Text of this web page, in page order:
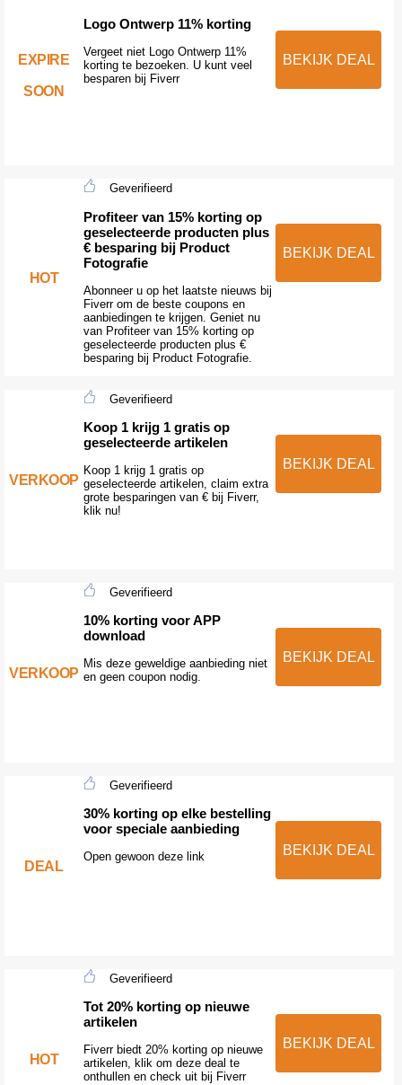
EXPIRE
SOON
Logo Ontwerp 11% korting
Vergeet niet Logo Ontwerp 11%
korting te bezoeken. U kunt veel
besparen bij Fiverr
BEKIJK DEAL
HOT
Geverifieerd
Profiteer van 15% korting op
geselecteerde producten plus
€ besparing bij Product
Fotografie
Abonneer u op het laatste nieuws bij
Fiverr om de beste coupons en
aanbiedingen te krijgen. Geniet nu
van Profiteer van 15% korting op
geselecteerde producten plus €
besparing bij Product Fotografie.
BEKIJK DEAL
VERKOOP
Geverifieerd
Koop 1 krijg 1 gratis op
geselecteerde artikelen
Koop 1 krijg 1 gratis op
geselecteerde artikelen, claim extra
grote besparingen van € bij Fiverr,
klik nu!
BEKIJK DEAL
VERKOOP
Geverifieerd
10% korting voor APP
download
Mis deze geweldige aanbieding niet
en geen coupon nodig.
BEKIJK DEAL
DEAL
Geverifieerd
30% korting op elke bestelling
voor speciale aanbieding
Open gewoon deze link BEKIJK DEAL
HOT
Geverifieerd
Tot 20% korting op nieuwe
artikelen
Fiverr biedt 20% korting op nieuwe
artikelen, klik om deze deal te
onthullen en check uit bij Fiverr
BEKIJK DEAL